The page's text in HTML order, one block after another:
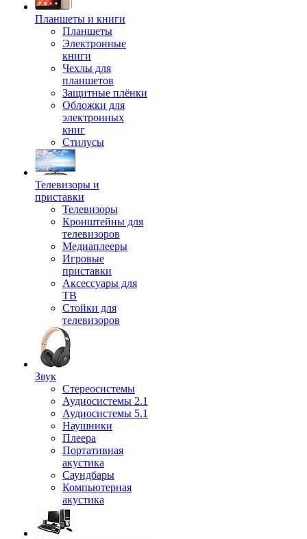
Планшеты и книги
Планшеты
Электронные
книги
Чехлы для
планшетов
Защитные плёнки
Обложки для
электронных
книг
Стилусы
Телевизоры и
приставки
Телевизоры
Кронштейны для
телевизоров
Медиаплееры
Игровые
приставки
Аксессуары для
ТВ
Стойки для
телевизоров
Звук
Стереосистемы
Аудиосистемы 2.1
Аудиосистемы 5.1
Наушники
Плеера
Портативная
акустика
Саундбары
Компьютерная
акустика